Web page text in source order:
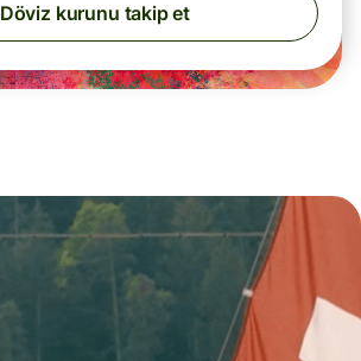
Döviz kurunu takip et